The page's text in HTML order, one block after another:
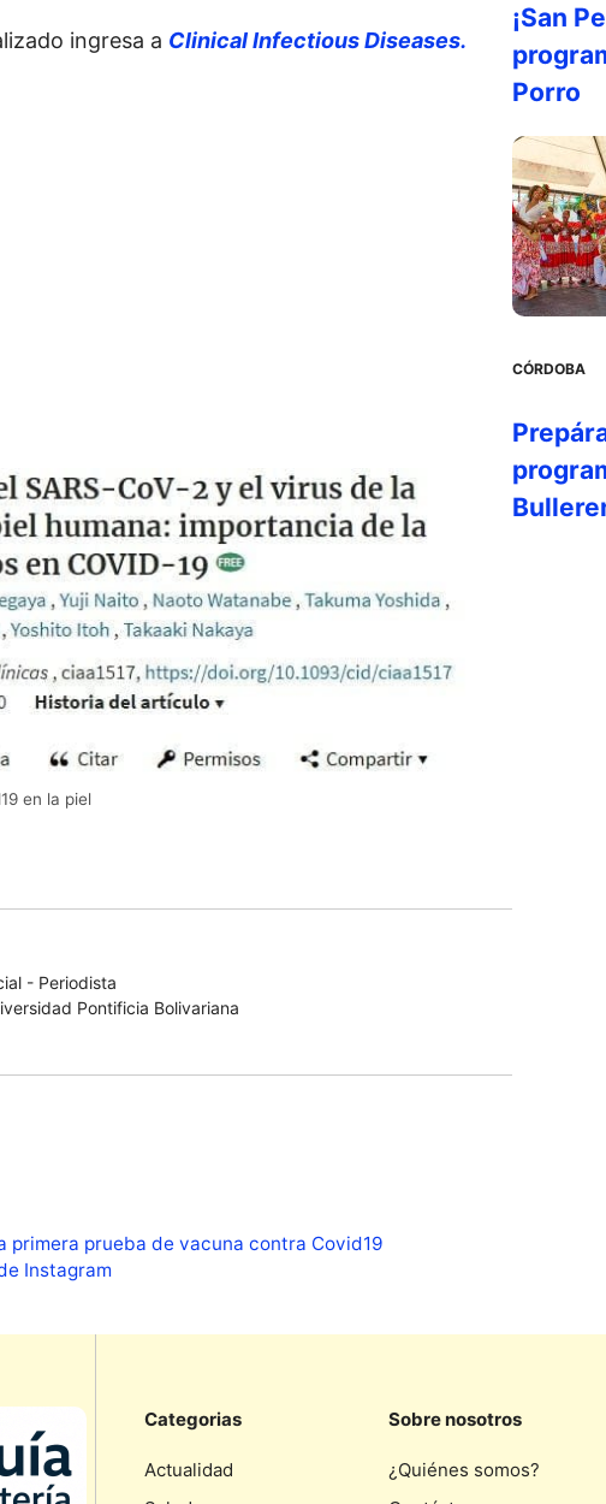
ingresa a Clinical Infectious Diseases.
en la piel
- Periodista
Pontificia Bolivariana
primera prueba de vacuna contra Covid19
Instagram
¡San
Porro
CÓRDOBA
Categorias
Actualidad
Sobre nosotros
¿Quiénes somos?